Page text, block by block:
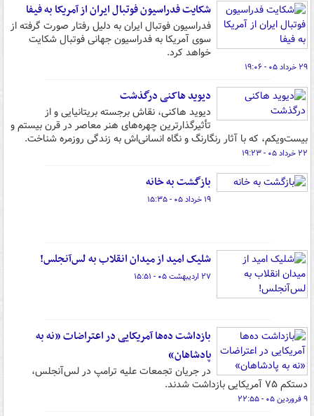
شکایت فدراسیون فوتبال ایران از آمریکا به فیفا
فدراسیون فوتبال ایران به دلیل رفتار صورت گرفته از
سوی آمریکا به فدراسیون جهانی فوتبال شکایت
خواهد کرد.
۲۹ خرداد ۰۵ - ۱۹:۰۶
دیوید هاکنی درگذشت
دیوید هاکنی، نقاش برجسته بریتانیایی و از
تأثیرگذارترین چهره‌های هنر معاصر در قرن بیستم و
بیست‌ویکم، که با آثار رنگارنگ و نگاه انسانی‌اش به زندگی روزمره شناخت.
۲۲ خرداد ۰۵ - ۱۹:۲۳
بازگشت به خانه
۱۹ خرداد ۰۵ - ۱۵:۳۵
شلیک امید از میدان انقلاب به لس‌آنجلس!
۲۷ اردیبهشت ۰۵ - ۱۵:۵۱
بازداشت ده‌ها آمریکایی در اعتراضات «نه به
پادشاهان»
در جریان تجمعات علیه ترامپ در لس‌آنجلس،
دستکم ۷۵ آمریکایی بازداشت شدند.
۹ فروردین ۰۵ - ۲۲:۵۵